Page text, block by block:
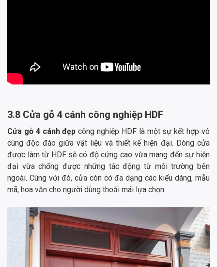
3.8 Cửa gỗ 4 cánh công nghiệp HDF
Cửa gỗ 4 cánh đẹp công nghiệp HDF là một sự kết hợp vô
cùng độc đáo giữa vật liệu và thiết kế hiện đại. Dòng cửa
được làm từ HDF sẽ có độ cứng cao vừa mang đến sự hiện
đại vừa chống được những tác động từ môi trường bên
ngoài. Cùng với đó, cửa còn có đa dạng các kiểu dáng, mẫu
mã, hoa văn cho người dùng thoải mái lựa chọn.